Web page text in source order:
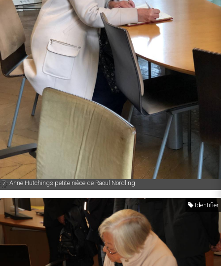
7- Anne Hutchings petite nièce de Raoul Nordling
Identifier